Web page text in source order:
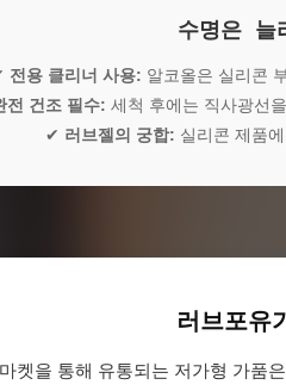
수명은 늘
전용 클리너 사용: 알코올은 실리콘
전 건조 필수: 세척 후에는 직사광선
✔ 러브젤의 궁합: 실리콘 제품
러브포
켓을 통해 유통되는 저가형 가품